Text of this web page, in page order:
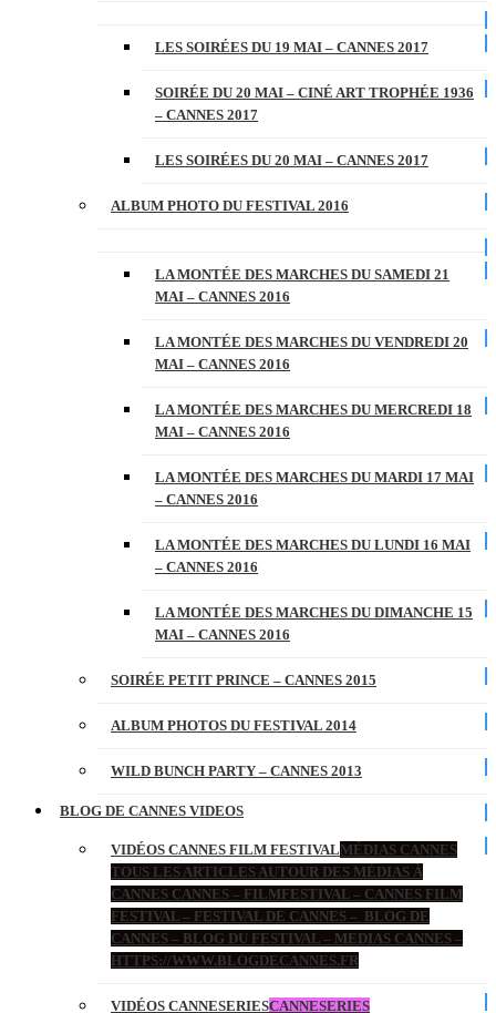
LES SOIRÉES DU 19 MAI – CANNES 2017
SOIRÉE DU 20 MAI – CINÉ ART TROPHÉE 1936
– CANNES 2017
LES SOIRÉES DU 20 MAI – CANNES 2017
ALBUM PHOTO DU FESTIVAL 2016
LA MONTÉE DES MARCHES DU SAMEDI 21
MAI – CANNES 2016
LA MONTÉE DES MARCHES DU VENDREDI 20
MAI – CANNES 2016
LA MONTÉE DES MARCHES DU MERCREDI 18
MAI – CANNES 2016
LA MONTÉE DES MARCHES DU MARDI 17 MAI
– CANNES 2016
LA MONTÉE DES MARCHES DU LUNDI 16 MAI
– CANNES 2016
LA MONTÉE DES MARCHES DU DIMANCHE 15
MAI – CANNES 2016
SOIRÉE PETIT PRINCE – CANNES 2015
ALBUM PHOTOS DU FESTIVAL 2014
WILD BUNCH PARTY – CANNES 2013
BLOG DE CANNES VIDEOS
VIDÉOS CANNES FILM FESTIVALMÉDIAS CANNES
TOUS LES ARTICLES AUTOUR DES MÉDIAS À
CANNES CANNES – FILMFESTIVAL – CANNES FILM
FESTIVAL – FESTIVAL DE CANNES – BLOG DE
CANNES – BLOG DU FESTIVAL – MEDIAS CANNES –
HTTPS://WWW.BLOGDECANNES.FR
VIDÉOS CANNESERIESCANNESERIES